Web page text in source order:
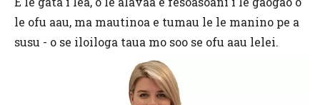
le ofu aau, ma mautinoa e tumau le le manino pe a
susu - o se iloiloga taua mo soo se ofu aau lelei.